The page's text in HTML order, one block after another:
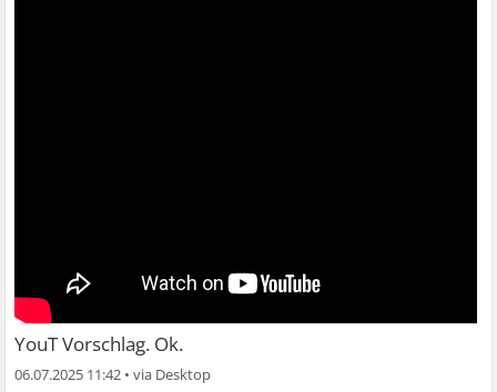
YouT Vorschlag. Ok.
06.07.2025 11:42 •